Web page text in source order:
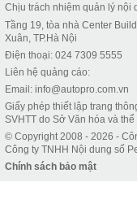
Chịu trách nhiệm quản lý nội
Tầng 19, tòa nhà Center
Xuân, TP.Hà Nội
Điện thoại: 024 7309 5555
Liên hệ quảng cáo:
Email: info@autopro.com.vn
Giấy phép thiết lập trang
SVHTT do Sở Văn hóa và
© Copyright 2008 - 2026 -
Công ty TNHH Nội dung số
Chính sách bảo mật